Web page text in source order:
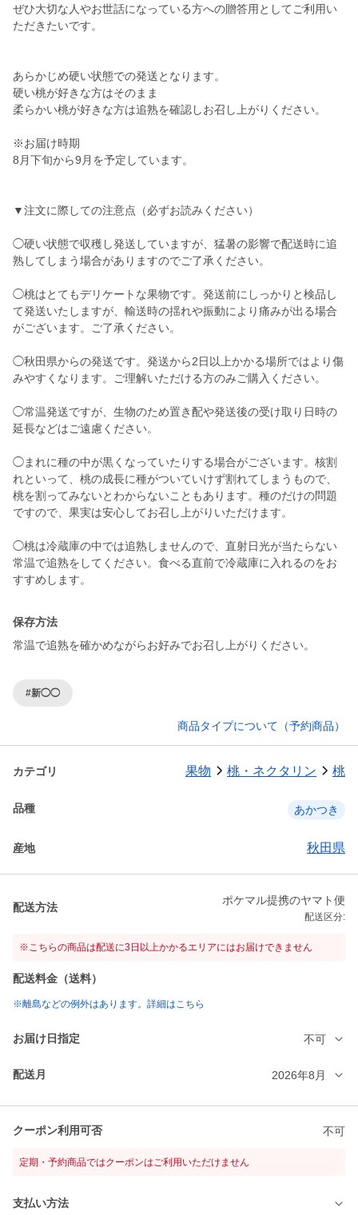
ぜひ大切な人やお世話になっている方への贈答用としてご利用い
ただきたいです。
あらかじめ硬い状態での発送となります。
硬い桃が好きな方はそのまま
柔らかい桃が好きな方は追熟を確認しお召し上がりください。
※お届け時期
8月下旬から9月を予定しています。
▼注文に際しての注意点（必ずお読みください）
◯硬い状態で収穫し発送していますが、猛暑の影響で配送時に追
熟してしまう場合がありますのでご了承ください。
◯桃はとてもデリケートな果物です。発送前にしっかりと検品し
て発送いたしますが、輸送時の揺れや振動により痛みが出る場合
がございます。ご了承ください。
◯秋田県からの発送です。発送から2日以上かかる場所ではより傷
みやすくなります。ご理解いただける方のみご購入ください。
◯常温発送ですが、生物のため置き配や発送後の受け取り日時の
延長などはご遠慮ください。
◯まれに種の中が黒くなっていたりする場合がございます。核割
れといって、桃の成長に種がついていけず割れてしまうもので、
桃を割ってみないとわからないこともあります。種のだけの問題
ですので、果実は安心してお召し上がりいただけます。
◯桃は冷蔵庫の中では追熟しませんので、直射日光が当たらない
常温で追熟をしてください。食べる直前で冷蔵庫に入れるのをお
すすめします。
保存方法
常温で追熟を確かめながらお好みでお召し上がりください。
#新◯◯
商品タイプについて（予約商品）
カテゴリ 果物 桃・ネクタリン 桃
品種 あかつき
産地 秋田県
配送方法
ポケマル提携のヤマト便
配送区分:
※こちらの商品は配送に3日以上かかるエリアにはお届けできません
配送料金（送料）
※離島などの例外はあります。詳細はこちら
お届け日指定 不可
配送月 2026年8月
クーポン利用可否 不可
定期・予約商品ではクーポンはご利用いただけません
支払い方法